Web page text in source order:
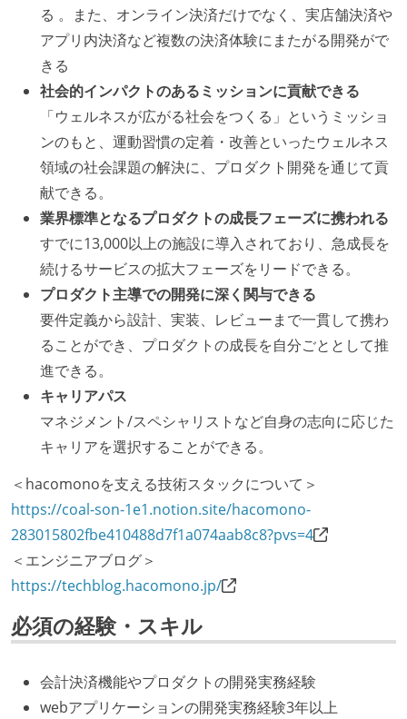
る 。また、オンライン決済だけでなく、実店舗決済や
アプリ内決済など複数の決済体験にまたがる開発がで
きる
社会的インパクトのあるミッションに貢献できる
「ウェルネスが広がる社会をつくる」というミッショ
ンのもと、運動習慣の定着・改善といったウェルネス
領域の社会課題の解決に、プロダクト開発を通じて貢
献できる。
業界標準となるプロダクトの成長フェーズに携われる
すでに13,000以上の施設に導入されており、急成長を
続けるサービスの拡大フェーズをリードできる。
プロダクト主導での開発に深く関与できる
要件定義から設計、実装、レビューまで一貫して携わ
ることができ、プロダクトの成長を自分ごととして推
進できる。
キャリアパス
マネジメント/スペシャリストなど自身の志向に応じた
キャリアを選択することができる。
＜hacomonoを支える技術スタックについて＞
https://coal-son-1e1.notion.site/hacomono-
283015802fbe410488d7f1a074aab8c8?pvs=4
＜エンジニアブログ＞
https://techblog.hacomono.jp/
必須の経験・スキル
会計決済機能やプロダクトの開発実務経験
webアプリケーションの開発実務経験3年以上